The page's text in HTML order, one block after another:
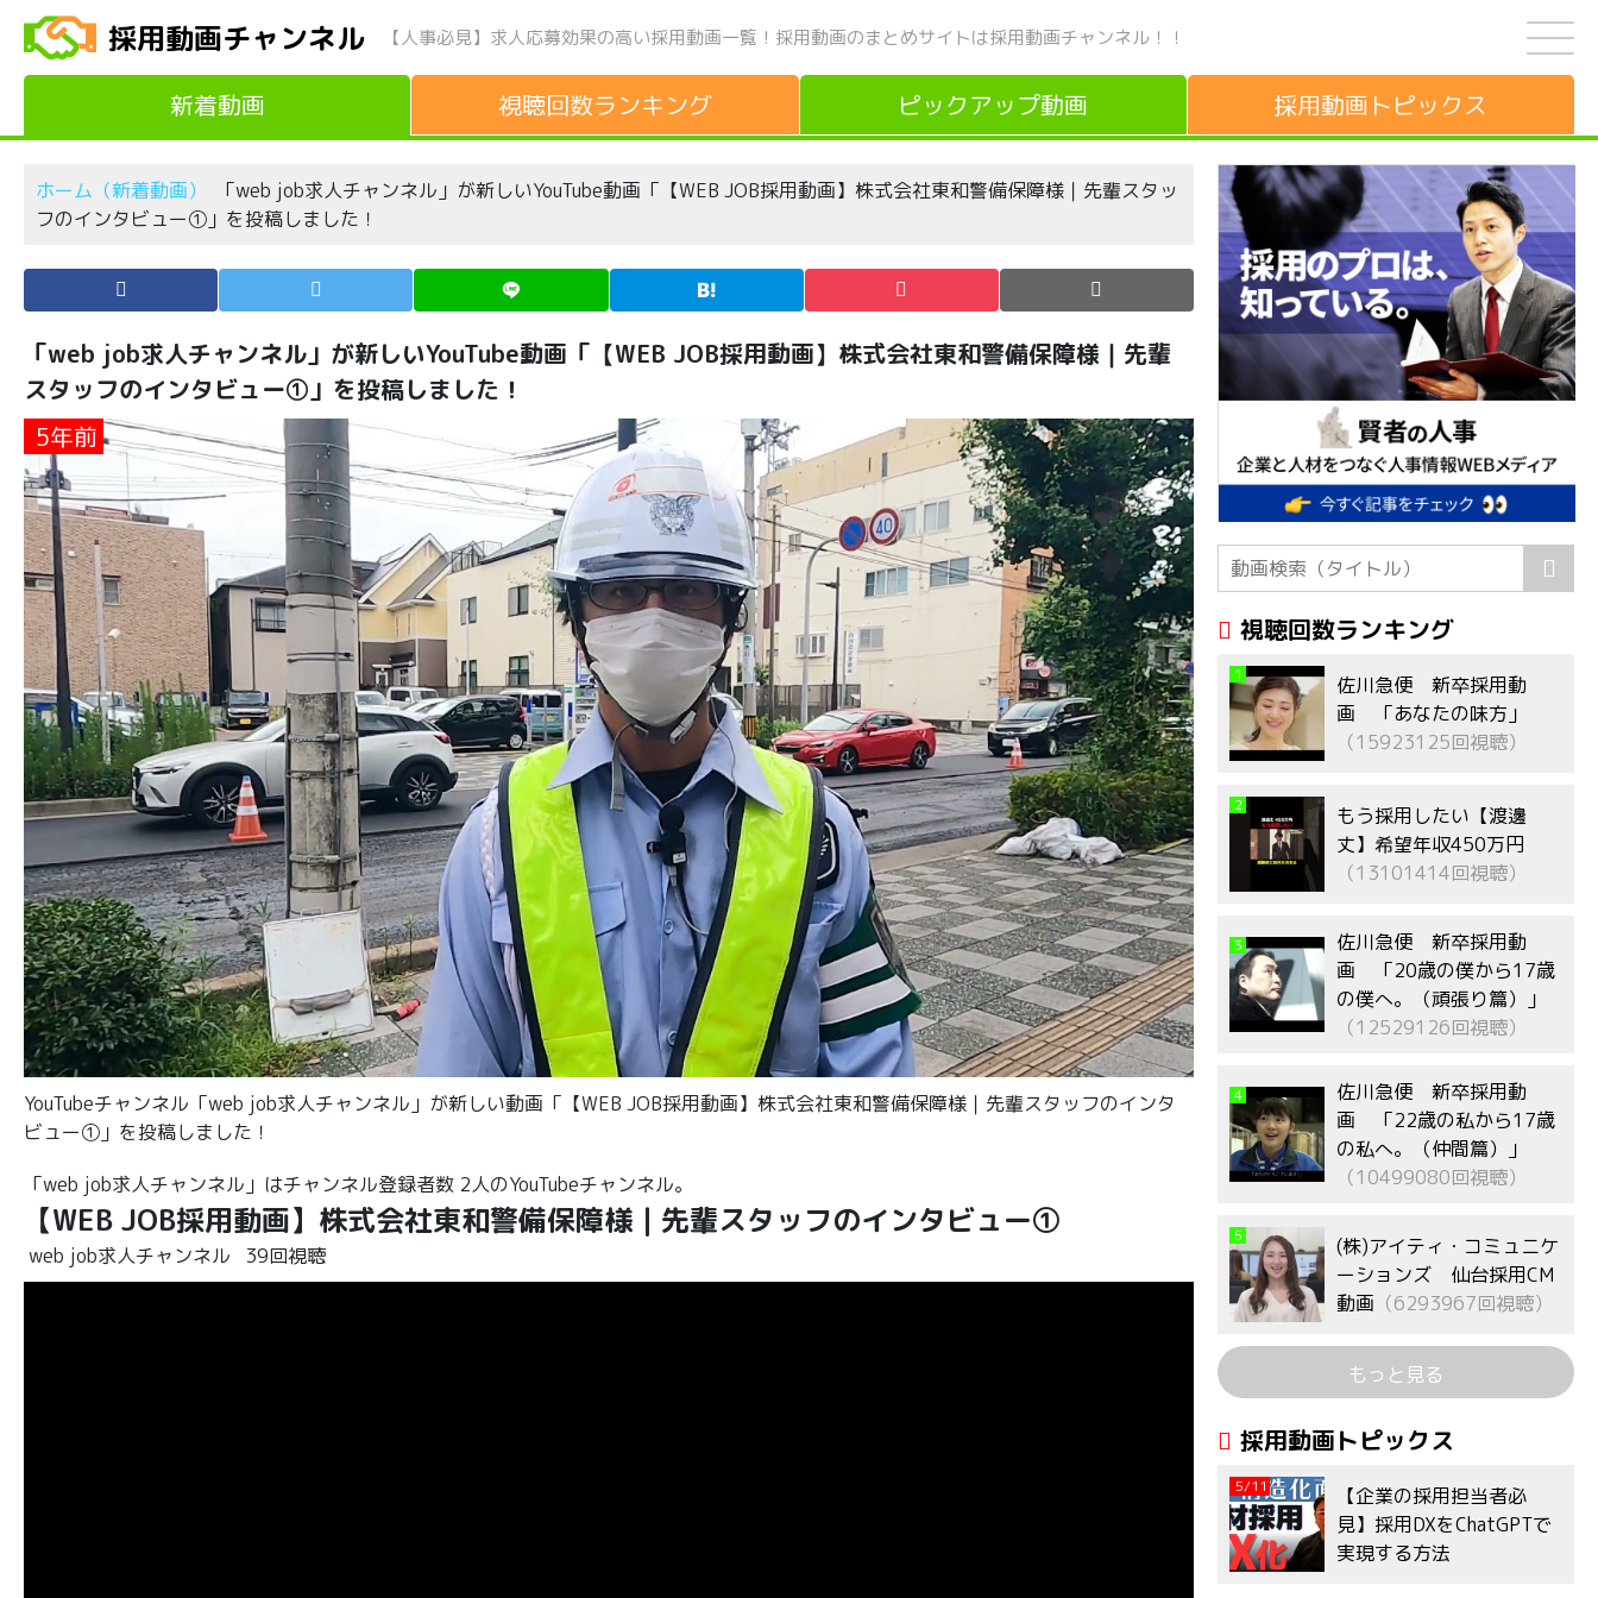
採用動画チャンネル 【人事必見】求人応募効果の高い採用動画一覧！ 採用動画のまとめサイトは採用動画チャンネル！！
新着動画 視聴回数ランキング ピックアップ動画 採用動画 トピックス
ホーム（新着動画）
「web job求人チャンネル」が新しいYouTube動画「【WEB JOB採用動画】株式会社東和警備保障様｜先輩スタッ
フのインタビュー①」を投稿しました！
「web job求人チャンネル」が新しいYouTube動画「【WEB JOB採用動画】株式会社東和警備保障様｜先輩
スタッフのインタビュー①」を投稿しました！
5年前
YouTubeチャンネル「web job求人チャンネル」が新しい動画「【WEB JOB採用動画】株式会社東和警備保障様｜先輩スタッフのインタ
ビュー①」を投稿しました！
「web job求人チャンネル」はチャンネル登録者数 2人のYouTubeチャンネル。
【WEB JOB採用動画】株式会社東和警備保障様｜先輩スタッフのインタビュー①
web job求人チャンネル 39回視聴
視聴回数ランキング
1
佐川急便 新卒採用動
画 「あなたの味方」
（15923125回視聴）
2
もう採用したい【渡邊
丈】希望年収450万円
（13101414回視聴）
3
佐川急便 新卒採用動
画 「20歳の僕から17歳
の僕へ。（頑張り篇）」
（12529126回視聴）
4
佐川急便 新卒採用動
画 「22歳の私から17歳
の私へ。（仲間篇）」
（10499080回視聴）
5
(株)アイティ・コミュニケ
ーションズ 仙台採用CM
動画 （6293967回視聴）
もっと見る
採用動画トピックス
5/11
【企業の採用担当者必
見】採用DXをChatGPTで
実現する方法